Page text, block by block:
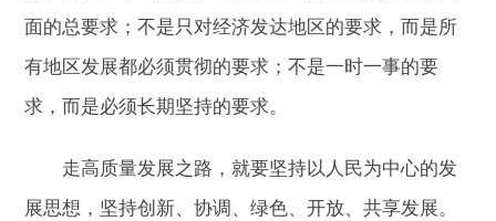
面的总要求；不是只对经济发达地区的要求，而是所
有地区发展都必须贯彻的要求；不是一时一事的要
求，而是必须长期坚持的要求。
走高质量发展之路，就要坚持以人民为中心的发
展思想，坚持创新、协调、绿色、开放、共享发展。